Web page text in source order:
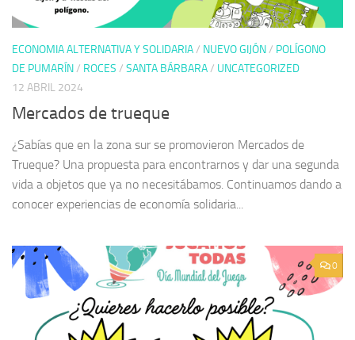
ECONOMIA ALTERNATIVA Y SOLIDARIA/ NUEVO GIJÓN/ POLÍGONO
DE PUMARÍN/ ROCES / SANTA BÁRBARA/ UNCATEGORIZED
12 ABRIL 2024
Mercados de trueque
¿Sabías que en la zona sur se promovieron Mercados de
Trueque? Una propuesta para encontrarnos y dar una segunda
vida a objetos que ya no necesitábamos. Continuamos dando a
conocer experiencias de economía solidaria...
0